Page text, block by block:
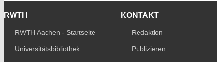
RWTH
RWTH Aachen - Startseite
Universitätsbibliothek
KONTAKT
Redaktion
Publizieren